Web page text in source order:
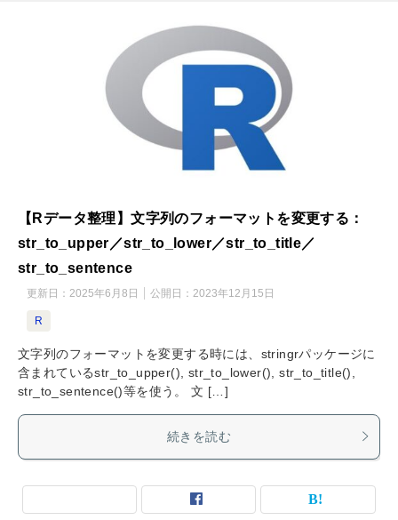
【Rデータ整理】文字列のフォーマットを変更する：
str_to_upper／str_to_lower／str_to_title／
str_to_sentence
更新日： 2025年6月8日 公開日： 2023年12月15日
R
文字列のフォーマットを変更する時には、stringrパッケージに
含まれているstr_to_upper(), str_to_lower(), str_to_title(),
str_to_sentence()等を使う。 文 […]
続きを読む